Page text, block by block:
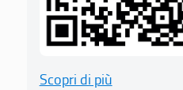
Scopri di più